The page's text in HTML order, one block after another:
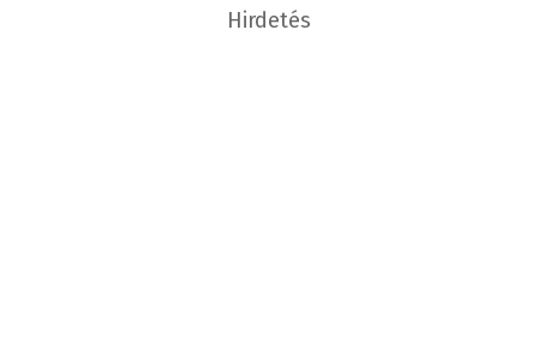
Hirdetés